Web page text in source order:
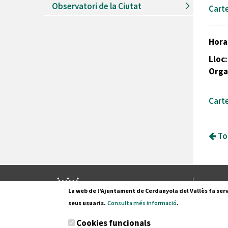
Observatori de la Ciutat
Lloc:
Pl.
La web de l'Ajuntament de Cerdanyola del Vallès fa
seus usuaris. Consulta més informació.
Cookies funcionals